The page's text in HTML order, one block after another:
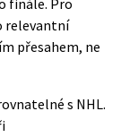
finále. Pro
relevantní
přesahem, ne
s NHL.